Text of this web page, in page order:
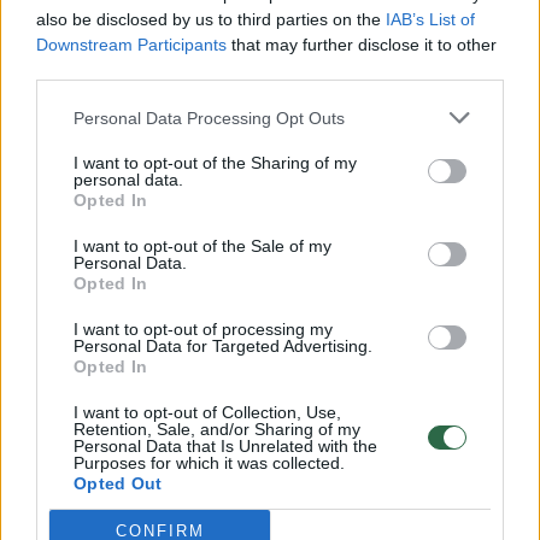
also be disclosed by us to third parties on the IAB’s List of
Downstream Participants that may further disclose it to other
Personal Data Processing Opt Outs
I want to opt-out of the Sharing of my
personal data.
Opted In
I want to opt-out of the Sale of my
Personal Data.
Opted In
I want to opt-out of processing my
Personal Data for Targeted Advertising.
Opted In
I want to opt-out of Collection, Use,
Retention, Sale, and/or Sharing of my
Personal Data that Is Unrelated with the
Purposes for which it was collected.
Opted Out
CONFIRM
Žinios | Lietuvos diena
00:00:57
Savaitės vidurys nusimato karštas: temperatūra kils iki
32 laipsnių šilumos
Žinios | Orai
00:15:54
V. Zalužno pasisakymą laiko bandymu įsitvirtinti
Laidos | Nauja diena
Sinoptikai atsakė, kokiais orais užbaigsime darbo
savaitę: karščiai atsitrauks
Žinios